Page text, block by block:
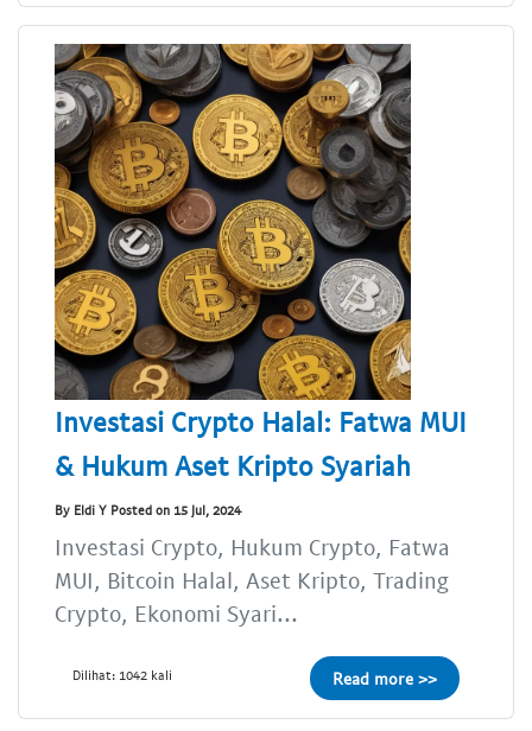
Investasi Crypto Halal: Fatwa MUI
& Hukum Aset Kripto Syariah
By Eldi Y Posted on 15 Jul, 2024
Investasi Crypto, Hukum Crypto, Fatwa
MUI, Bitcoin Halal, Aset Kripto, Trading
Crypto, Ekonomi Syari...
Dilihat: 1042 kali Read more >>